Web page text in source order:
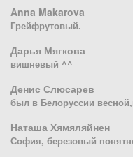
Anna Makarova
Грейфрутовый.
Дарья Мягкова
вишневый ^^
Денис Слюсарев
был в Белоруссии
Наташа Хямяляйнен
София, березовый